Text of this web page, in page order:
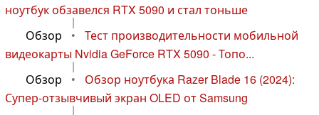
ноутбук обзавелся RTX 5090 и стал тоньше
|
Обзор
•
Тест производительности мобильной
видеокарты Nvidia GeForce RTX 5090 - Топо...
|
Обзор
•
Обзор ноутбука Razer Blade 16 (2024):
Супер-отзывчивый экран OLED от Samsung
|